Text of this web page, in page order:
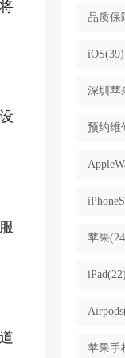
品质保
iOS(39)
深圳苹
预约维
苹果
iPad(22)
Airpods
苹果手